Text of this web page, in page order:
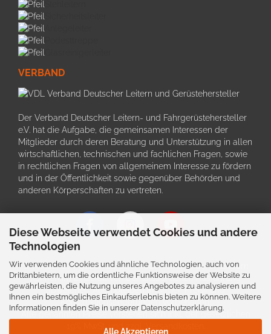
Diese Webseite verwendet Cookies und andere
Technologien
Wir verwenden Cookies und ähnliche Technologien, auch von
Drittanbietern, um die ordentliche Funktionsweise der Website zu
gewährleisten, die Nutzung unseres Angebotes zu analysieren und
Ihnen ein bestmögliches Einkaufserlebnis bieten zu können. Weitere
Informationen finden Sie in unserer Datenschutzerklärung.
Alle Akzeptieren
VERBAND
Der Verband Deutscher Leitern- und Fahrgerüstehersteller
e.V. hat die Aufgabe, die gemeinsamen Interessen der
Mitglieder durch deren Beratung und Unterstützung in allen
wirtschaftlichen, technischen und fachlichen Fragen, sowie
in rechtlichen Fragen von allgemeinem Interesse zu fördern
und in der Öffentlichkeit sowie gegenüber Behörden und
anderen Körperschaften zu vertreten.
Schriftliche Angaben zu den Produkten und deren Bildern
können im Einzefall von der tatsächlichen Ausführung
abweichen. Auch bleiben Irrtürmer, Preis- und
Konstruktionsänderungen vorbehalten.
Alle genannten Preise verstehen sich inkl. der gesetzlichen
19% MwSt. und zzgl. Versandkosten.